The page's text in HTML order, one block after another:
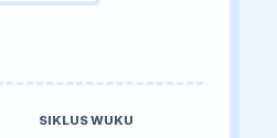
SIKLUS WUKU